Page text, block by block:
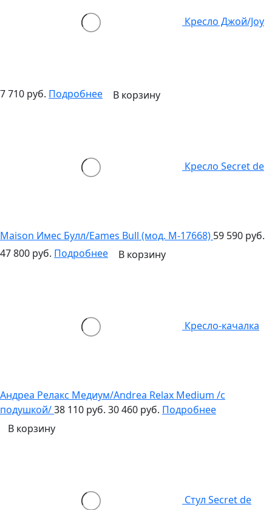
Кресло Джой/Joy
7 710 руб. Подробнее В корзину
Кресло Secret de
Maison Имес Булл/Eames Bull (мод. M-17668) 59 590 руб.
47 800 руб. Подробнее В корзину
Кресло-качалка
Андреа Релакс Медиум/Andrea Relax Medium /с
подушкой/38 110 руб. 30 460 руб. Подробнее
В корзину
Стул Secret de